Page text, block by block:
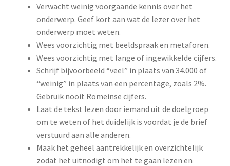
Verwacht weinig voorgaande kennis over het
onderwerp. Geef kort aan wat de lezer over het
onderwerp moet weten.
Wees voorzichtig met beeldspraak en metaforen.
Wees voorzichtig met lange of ingewikkelde cijfers.
Schrijf bijvoorbeeld “veel” in plaats van 34.000 of
“weinig” in plaats van een percentage, zoals 2%.
Gebruik nooit Romeinse cijfers.
Laat de tekst lezen door iemand uit de doelgroep
om te weten of het duidelijk is voordat je de brief
verstuurd aan alle anderen.
Maak het geheel aantrekkelijk en overzichtelijk
zodat het uitnodigt om het te gaan lezen en